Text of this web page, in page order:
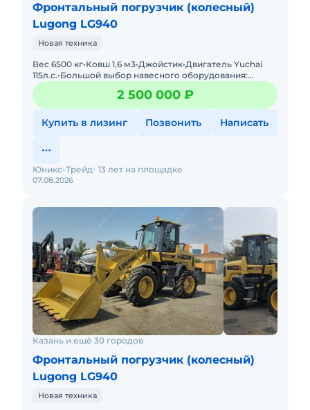
Фронтальный погрузчик (колесный)
Lugong LG940
Новая техника
Вес 6500 кг•Ковш 1,6 м3•Джойстик•Двигатель Yuchai
115л.с.•Большой выбор навесного оборудования:
2 500 000 ₽
Купить в лизинг Позвонить Написать
07.08.2026
Юникс-Трейд 13 лет на площадке
Казань и ещё 30 городов
Фронтальный погрузчик (колесный)
Lugong LG940
Новая техника